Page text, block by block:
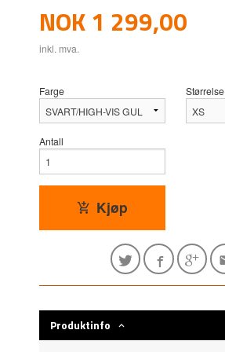
Pris
NOK1 299,00
inkl. mva.
Farge Størrelse
Antall
Kjøp
Produktinfo